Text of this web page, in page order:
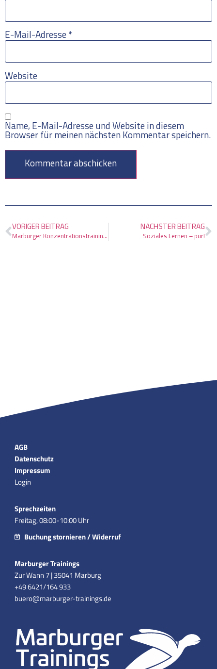
E-Mail-Adresse *
Website
Name, E-Mail-Adresse und Website in diesem
Browser für meinen nächsten Kommentar speichern.
VORIGER BEITRAG
Marburger Konzentrationstraining (MKT) für Kindergarten und Vorklasse
NÄCHSTER BEITRAG
Soziales Lernen – pur!
AGB
Datenschutz
Impressum
Login
Sprechzeiten
Freitag, 08:00-10:00 Uhr
Buchung stornieren / Widerruf
Marburger Trainings
Zur Wann 7 | 35041 Marburg
+49 6421/164 933
buero@marburger-trainings.de